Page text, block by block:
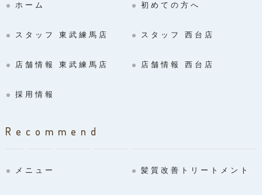
ホーム 初めての方へ
スタッフ 東武練馬店 スタッフ 西台店
店舗情報 東武練馬店 店舗情報 西台店
採用情報
Recommend
メニュー 髪質改善トリートメント